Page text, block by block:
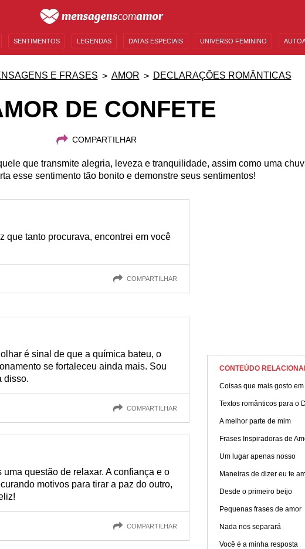
SENTIMENTOS LEGENDAS DATAS ESPECIAIS UNIVERSO FEMININO
E FRASES AMOR DECLARAÇÕES ROMÂNTICAS
DE CONFETE
COMPARTILHAR
que transmite alegria, leveza e tranquilidade, assim como uma
esse sentimento tão bonito e demonstre seus sentimentos!
que tanto procurava, encontrei em você
COMPARTILHAR
é sinal de que a química bateu, o
se fortaleceu ainda mais. Sou
disso.
COMPARTILHAR
questão de relaxar. A confiança e o
motivos para tirar a paz do outro,
COMPARTILHAR
CONTEÚDO
Coisas que mais gosto em
Textos românticos para o
A melhor parte de mim
Frases Inspiradoras de
Um lugar apenas nosso
Maneiras de dizer eu te
Desde o primeiro beijo
Pequenas frases de amor
Nada nos separará
Você é a minha resposta